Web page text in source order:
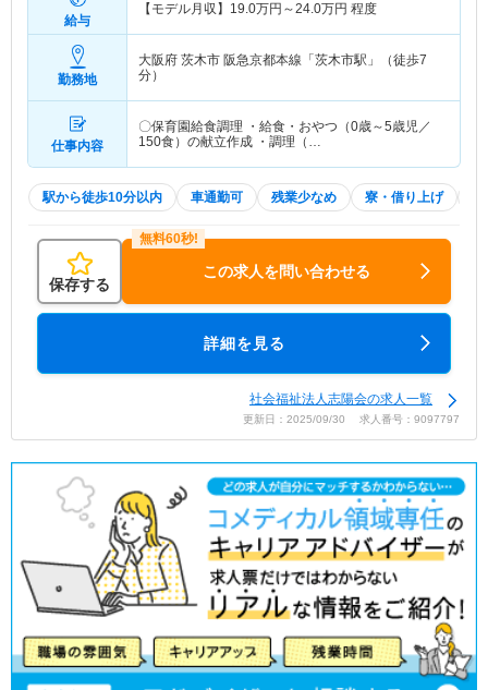
給与
【モデル月収】 19.0万円～24.0万円 程度
勤務地
大阪府 茨木市 阪急京都本線「茨木市駅」（徒歩7
分）
仕事内容
〇保育園給食調理 ・給食・おやつ（0歳～5歳児／
150食）の献立作成 ・調理（…
駅から徒歩10分以内 車通勤可 残業少なめ 寮・借り上げ
保存する
この求人を問い合わせる
詳細を見る
社会福祉法人志陽会の求人一覧
更新日：2025/09/30 求人番号：9097797